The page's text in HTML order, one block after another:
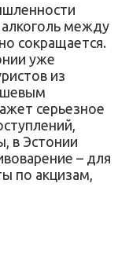
алкоголь между
сокращается.
уже
из
серьезное
в Эстонии
– для
по акцизам,